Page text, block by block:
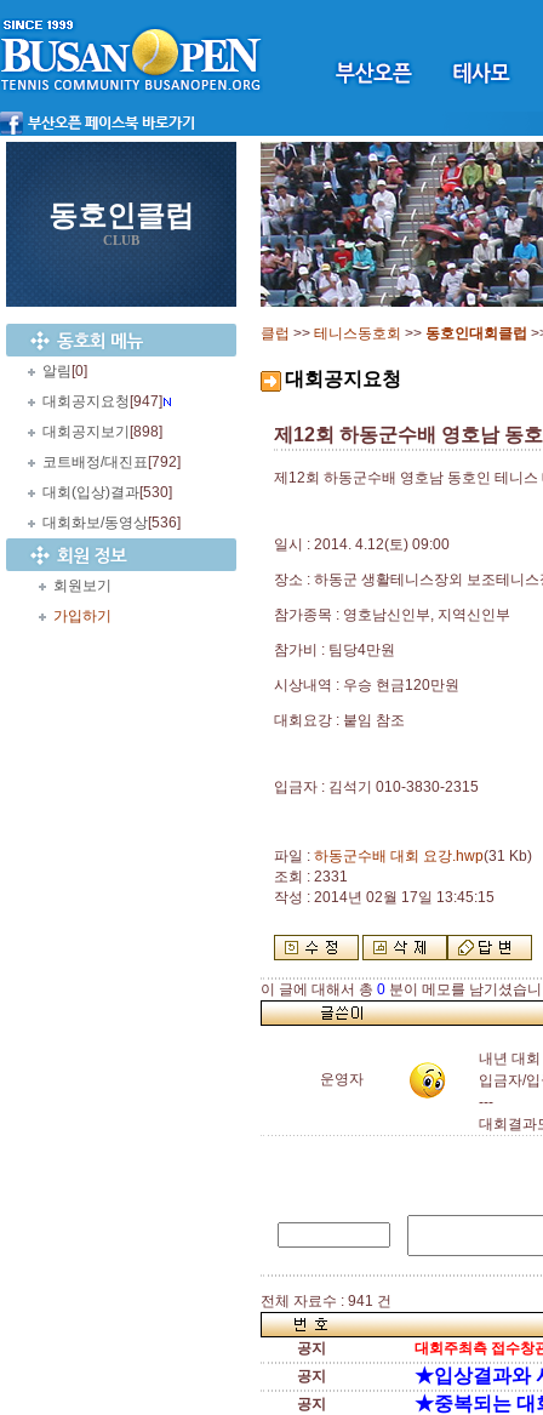
동호인클럽
CLUB
알림 [0]
대회공지요청 [947]
대회공지보기 [898]
코트배정/대진표 [792]
대회(입상)결과[530]
대회화보/동영상[536]
회원보기
가입하기
클럽 >> 테니스동호회 >> 동호인대회클럽
대회공지요청
제12회 하동군수배 영호남 동
제12회 하동군수배 영호남 동호인 테니스
일시 : 2014. 4.12(토) 09:00
장소 : 하동군 생활테니스장외 보조테니스
참가종목 : 영호남신인부, 지역신인부
참가비 : 팀당4만원
시상내역 : 우승 현금120만원
대회요강 : 붙임 참조
입금자 : 김석기 010-3830-2315
파일 : 하동군수배 대회 요강.hwp(31 Kb)
조회 : 2331
작성 : 2014년 02월 17일 13:45:15
이 글에 대해서 총 0 분이 메모를 남기셨습
운영자
내년 대
입금자/
---
대회결과
전체 자료수 : 941 건
공지
대회주최측 접수창
공지
★입상결과와
공지 ★중복되는 대